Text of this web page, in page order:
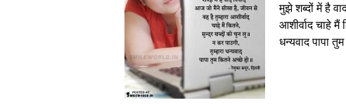
मुझे शब्दों में है
आशीर्वाद चाहे
धन्यवाद पापा